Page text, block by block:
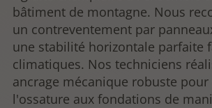
bâtiment de montagne. Nous
un contreventement par
une stabilité horizontale parfaite
climatiques. Nos techniciens
ancrage mécanique robuste
l'ossature aux fondations de